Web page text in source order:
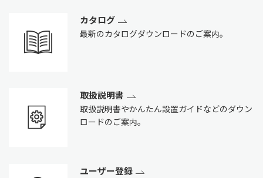
カタログ
最新のカタログダウンロードのご案内。
取扱説明書
取扱説明書やかんたん設置ガイドなどのダウン
ロードのご案内。
ユーザー登録